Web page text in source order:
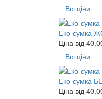
Всі ціни
Еко-сумка
Ціна від
Всі ціни
Еко-сумка
Ціна від